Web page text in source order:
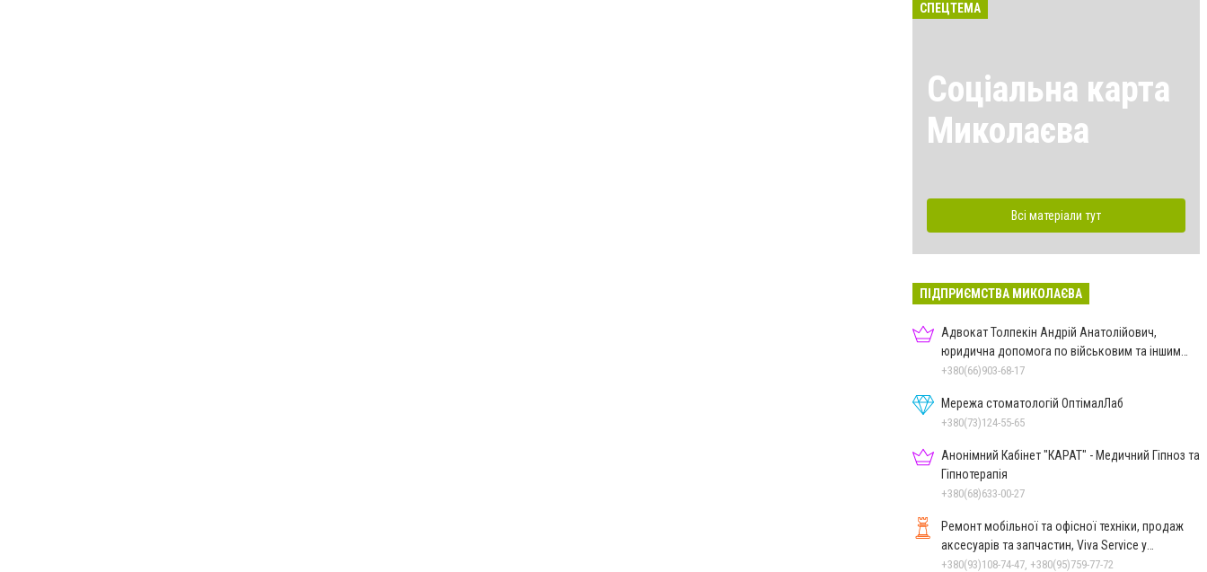
СПЕЦТЕМА
Соціальна карта
Миколаєва
Всі матеріали тут
ПІДПРИЄМСТВА МИКОЛАЄВА
Адвокат Толпекін Андрій Анатолійович,
юридична допомога по військовим та іншим
справам
+380(66)903-68-17
Мережа стоматологій ОптімалЛаб
+380(73)124-55-65
Анонімний Кабінет "КАРАТ" - Медичний Гіпноз та
Гіпнотерапія
+380(68)633-00-27
Ремонт мобільної та офісної техніки, продаж
аксесуарів та запчастин, Viva Service у
Миколаєві
+380(93)108-74-47, +380(95)759-77-72